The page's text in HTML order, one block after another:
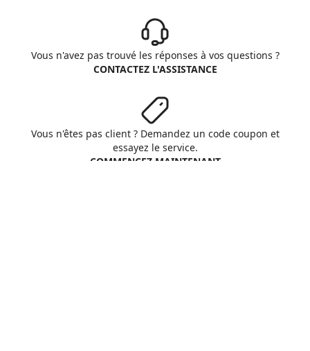
Vous n'avez pas trouvé les réponses à vos questions ?
CONTACTEZ L'ASSISTANCE
Vous n'êtes pas client ? Demandez un code coupon et
essayez le service.
COMMENCEZ MAINTENANT